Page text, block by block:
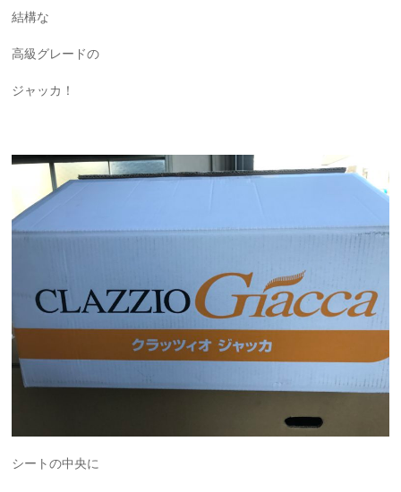
結構な
高級グレードの
ジャッカ！
シートの中央に